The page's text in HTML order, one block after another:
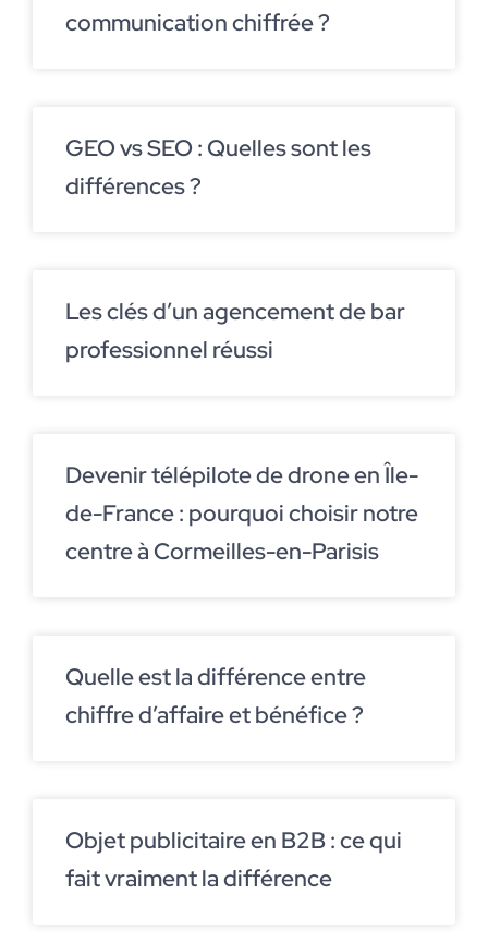
communication chiffrée ?
GEO vs SEO : Quelles sont les
différences ?
Les clés d’un agencement de bar
professionnel réussi
Devenir télépilote de drone en Île-
de-France : pourquoi choisir notre
centre à Cormeilles-en-Parisis
Quelle est la différence entre
chiffre d’affaire et bénéfice ?
Objet publicitaire en B2B : ce qui
fait vraiment la différence